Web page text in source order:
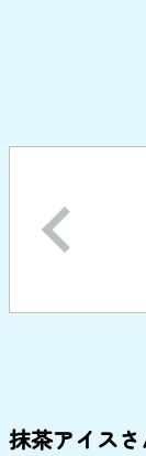
抹茶アイス